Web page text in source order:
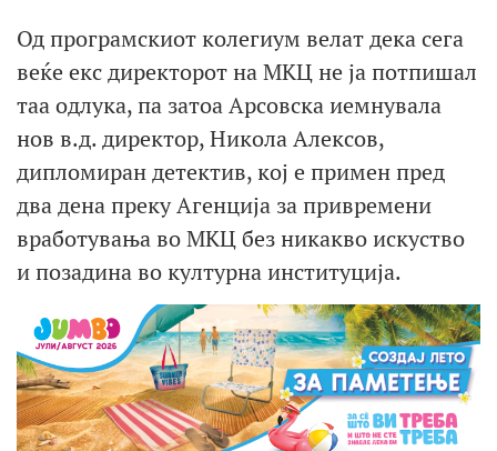
Од програмскиот колегиум велат дека сега
веќе екс директорот на МКЦ не ја потпишал
таа одлука, па затоа Арсовска иемнувала
нов в.д. директор, Никола Алексов,
дипломиран детектив, кој е примен пред
два дена преку Агенција за привремени
вработувања во МКЦ без никакво искуство
и позадина во културна институција.